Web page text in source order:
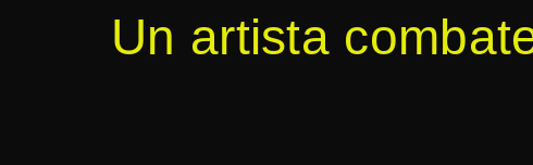
Un artista